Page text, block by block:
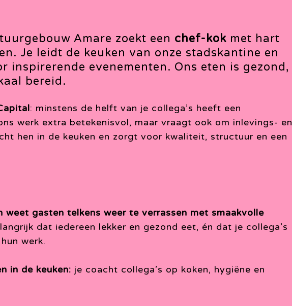
Amare zoekt een chef-kok met hart
Je leidt de keuken van onze stadskantine en
inspirerende evenementen. Ons eten is gezond,
bereid.
: minstens de helft van je collega’s heeft een
werk extra betekenisvol, maar vraagt ook om inlevings- en
hen in de keuken en zorgt voor kwaliteit, structuur en een
weet gasten telkens weer te verrassen met smaakvolle
dat iedereen lekker en gezond eet, én dat je collega’s
werk.
in de keuken: je coacht collega’s op koken, hygiëne en